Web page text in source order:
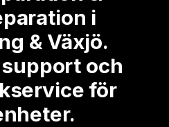
i
& Växjö.
och
för